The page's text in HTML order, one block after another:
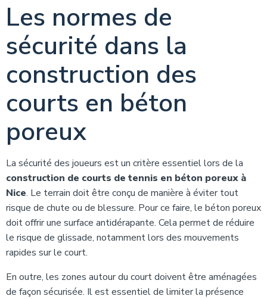
Les normes de
sécurité dans la
construction des
courts en béton
poreux
La sécurité des joueurs est un critère essentiel lors de la
construction de courts de tennis en béton poreux à
Nice. Le terrain doit être conçu de manière à éviter tout
risque de chute ou de blessure. Pour ce faire, le béton poreux
doit offrir une surface antidérapante. Cela permet de réduire
le risque de glissade, notamment lors des mouvements
rapides sur le court.
En outre, les zones autour du court doivent être aménagées
de façon sécurisée. Il est essentiel de limiter la présence